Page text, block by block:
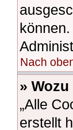
Nach
»
„Alle
erstellt